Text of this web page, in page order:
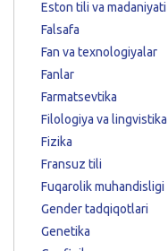
Eston tili va madaniyati
Falsafa
Fan va texnologiyalar
Fanlar
Farmatsevtika
Filologiya va lingvistika
Fizika
Fransuz tili
Fuqarolik muhandisligi
Gender tadqiqotlari
Genetika